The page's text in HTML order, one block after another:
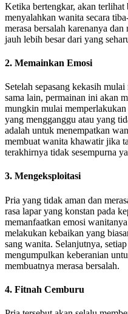
Ketika bertengkar, akan terlihat
menyalahkan wanita secara
merasa bersalah karenanya
jauh lebih besar dari yang
2. Memainkan Emosi
Setelah sepasang kekasih
sama lain, permainan ini akan
mungkin mulai memperlakukan
yang mengganggu atau yang
adalah untuk menempatkan
membuat wanita khawatir jika
terakhirnya tidak sesempurna
3. Mengeksploitasi
Pria yang tidak aman dan
rasa lapar yang konstan pada
memanfaatkan emosi
melakukan kebaikan yang
sang wanita. Selanjutnya,
mengumpulkan keberanian
membuatnya merasa bersalah.
4. Fitnah Cemburu